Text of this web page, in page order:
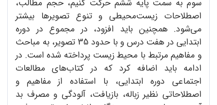
سوم به سمت پایه ششم حرکت کنیم، حجم مطالب،
اصطلاحات زیست‌محیطی و تنوع تصویرها بیشتر
می‌شود. همچنین باید افزود، در مجموع در دوره
ابتدایی در هفت درس و با حدود 35 تصویر، به مباحث
و مفاهیم مرتبط با محیط زیست پرداخته شده است. در
ادامه باید اضافه کرد که در کتاب‌های مطالعات
اجتماعی دوره ابتدایی، با استفاده از مفاهیم و
اصطلاحاتی نظیر زباله، بازیافت، آلودگی و مصرف بد